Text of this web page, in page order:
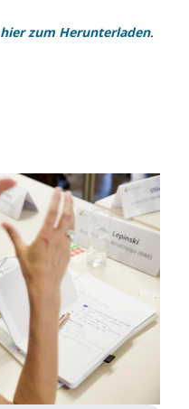
hier zum Herunterladen.